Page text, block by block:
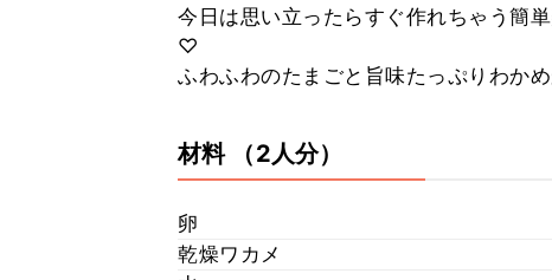
今日は思い立ったらすぐ作れちゃう簡
♡
ふわふわのたまごと旨味たっぷりわか
材料 （2人分）
卵
乾燥ワカメ